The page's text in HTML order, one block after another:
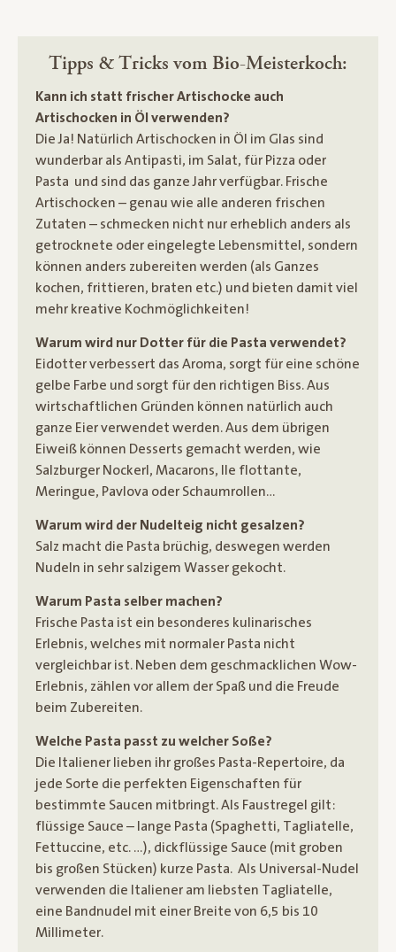
Tipps & Tricks vom Bio-Meisterkoch:
Kann ich statt frischer Artischocke auch
Artischocken in Öl verwenden?
Die Ja! Natürlich Artischocken in Öl im Glas sind
wunderbar als Antipasti, im Salat, für Pizza oder
Pasta und sind das ganze Jahr verfügbar. Frische
Artischocken – genau wie alle anderen frischen
Zutaten – schmecken nicht nur erheblich anders als
getrocknete oder eingelegte Lebensmittel, sondern
können anders zubereiten werden (als Ganzes
kochen, frittieren, braten etc.) und bieten damit viel
mehr kreative Kochmöglichkeiten!
Warum wird nur Dotter für die Pasta verwendet?
Eidotter verbessert das Aroma, sorgt für eine schöne
gelbe Farbe und sorgt für den richtigen Biss. Aus
wirtschaftlichen Gründen können natürlich auch
ganze Eier verwendet werden. Aus dem übrigen
Eiweiß können Desserts gemacht werden, wie
Salzburger Nockerl, Macarons, Ile flottante,
Meringue, Pavlova oder Schaumrollen…
Warum wird der Nudelteig nicht gesalzen?
Salz macht die Pasta brüchig, deswegen werden
Nudeln in sehr salzigem Wasser gekocht.
Warum Pasta selber machen?
Frische Pasta ist ein besonderes kulinarisches
Erlebnis, welches mit normaler Pasta nicht
vergleichbar ist. Neben dem geschmacklichen Wow-
Erlebnis, zählen vor allem der Spaß und die Freude
beim Zubereiten.
Welche Pasta passt zu welcher Soße?
Die Italiener lieben ihr großes Pasta-Repertoire, da
jede Sorte die perfekten Eigenschaften für
bestimmte Saucen mitbringt. Als Faustregel gilt:
flüssige Sauce – lange Pasta (Spaghetti, Tagliatelle,
Fettuccine, etc. …), dickflüssige Sauce (mit groben
bis großen Stücken) kurze Pasta. Als Universal-Nudel
verwenden die Italiener am liebsten Tagliatelle,
eine Bandnudel mit einer Breite von 6,5 bis 10
Millimeter.